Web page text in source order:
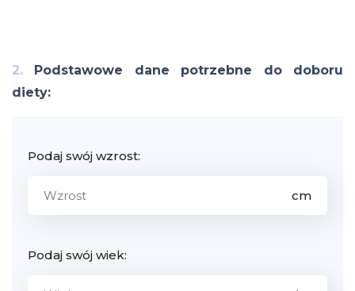
2. Podstawowe dane potrzebne do doboru
diety:
Podaj swój wzrost:
Podaj swój wiek: